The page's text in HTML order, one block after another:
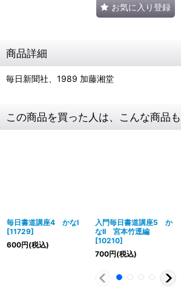
お気に入り登録
商品詳細
毎日新聞社、1989 加藤湘堂
この商品を買った人は、こんな商品
毎日書道講座4 かなI
[11729]
600円(税込)
入門毎日書道講座5 か
なII 宮本竹逕編
[10210]
700円(税込)